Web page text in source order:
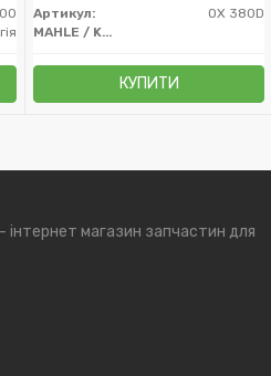
Артикул:
OX 380D
MAHLE / KNECHT
КУПИТИ
магазин запчастин для